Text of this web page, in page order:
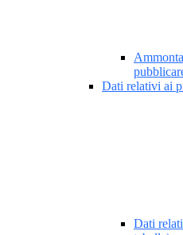
Dati relativi ai
Dati